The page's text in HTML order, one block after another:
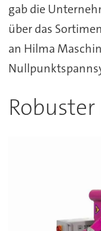
gab die
über das
an Hilma